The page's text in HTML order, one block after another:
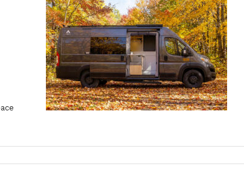
/Article
à cassette ?
choisir un van aménagé ou un VR
de liberté, de simplicité et qui est